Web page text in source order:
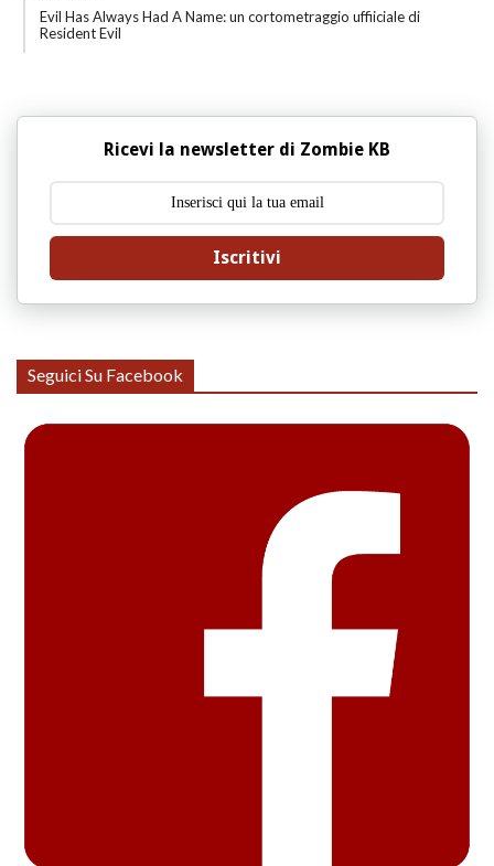
Evil Has Always Had A Name: un cortometraggio uffiiciale di
Resident Evil
Ricevi la newsletter di Zombie KB
Iscritivi
Seguici Su Facebook